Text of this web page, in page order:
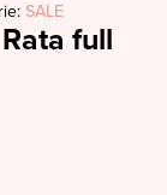
SALE
full